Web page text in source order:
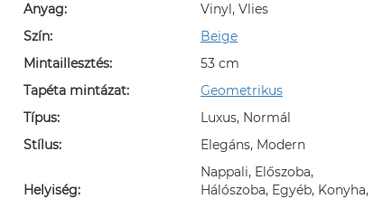
Anyag:
Vinyl, Vlies
Szín:
Beige
Mintaillesztés:
53 cm
Tapéta mintázat:
Geometrikus
Típus:
Luxus, Normál
Stílus:
Elegáns, Modern
Helyiség:
Nappali, Előszoba,
Hálószoba, Egyéb, Konyha,